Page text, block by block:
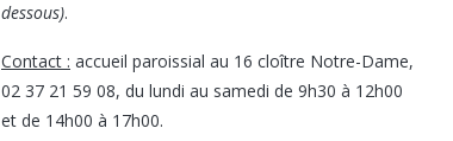
dessous).
Contact : accueil paroissial au 16 cloître Notre-Dame,
02 37 21 59 08, du lundi au samedi de 9h30 à 12h00
et de 14h00 à 17h00.